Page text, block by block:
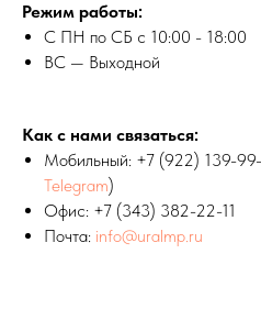
Режим работы:
С ПН по СБ с 10:00 - 18:00
ВС — Выходной
Как с нами связаться:
Мобильный: +7 (922) 139-
Telegram)
Офис: +7 (343) 382-22-11
Почта: info@uralmp.ru